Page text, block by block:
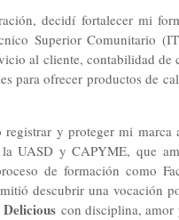
decidí fortalecer mi
Superior Comunitario
al cliente, contabilidad
para ofrecer productos de
y proteger mi
UASD y CAPYME, que
de formación como
descubrir una vocación
con disciplina, amor